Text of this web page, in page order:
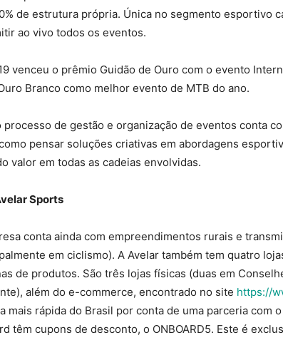
de estrutura própria. Única no segmento esportivo
ao vivo todos os eventos.
venceu o prêmio Guidão de Ouro com o evento
Branco como melhor evento de MTB do ano.
processo de gestão e organização de eventos conta
pensar soluções criativas em abordagens
valor em todas as cadeias envolvidas.
Sports
conta ainda com empreendimentos rurais e
em ciclismo). A Avelar também tem quatro
de produtos. São três lojas físicas (duas em
além do e-commerce, encontrado no site https://
mais rápida do Brasil por conta de uma parceria com
têm cupons de desconto, o ONBOARD5. Este é